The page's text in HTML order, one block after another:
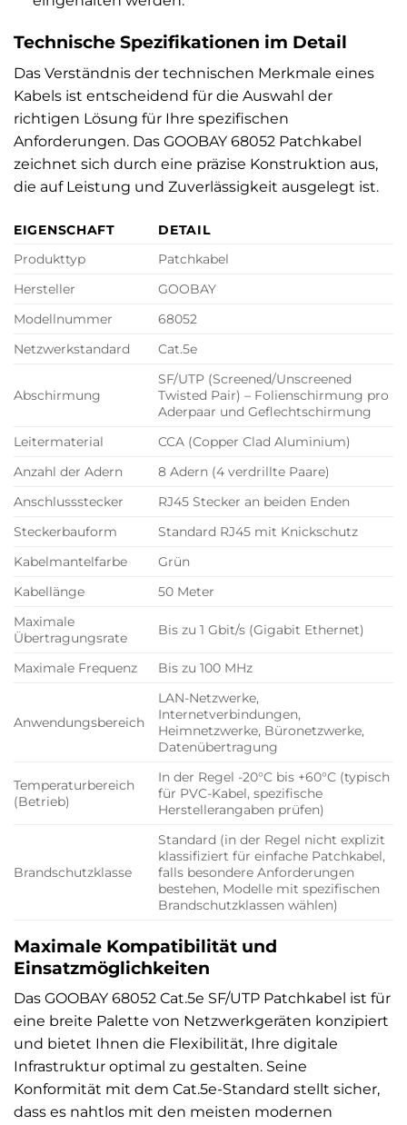
Technische Spezifikationen im Detail
Das Verständnis der technischen Merkmale eines
Kabels ist entscheidend für die Auswahl der
richtigen Lösung für Ihre spezifischen
Anforderungen. Das GOOBAY 68052 Patchkabel
zeichnet sich durch eine präzise Konstruktion aus,
die auf Leistung und Zuverlässigkeit ausgelegt ist.
EIGENSCHAFT
DETAIL
Produkttyp
Patchkabel
Hersteller
GOOBAY
Modellnummer
68052
Netzwerkstandard
Cat.5e
Abschirmung
SF/UTP (Screened/Unscreened
Twisted Pair) – Folienschirmung pro
Aderpaar und Geflechtschirmung
Leitermaterial
CCA (Copper Clad Aluminium)
Anzahl der Adern
8 Adern (4 verdrillte Paare)
Anschlussstecker
RJ45 Stecker an beiden Enden
Steckerbauform
Standard RJ45 mit Knickschutz
Kabelmantelfarbe
Grün
Kabellänge
50 Meter
Maximale
Übertragungsrate
Bis zu 1 Gbit/s (Gigabit Ethernet)
Maximale Frequenz Bis zu 100 MHz
Anwendungsbereich
LAN-Netzwerke,
Internetverbindungen,
Heimnetzwerke, Büronetzwerke,
Datenübertragung
Temperaturbereich
(Betrieb)
In der Regel -20°C bis +60°C (typisch
für PVC-Kabel, spezifische
Herstellerangaben prüfen)
Brandschutzklasse
Standard (in der Regel nicht explizit
klassifiziert für einfache Patchkabel,
falls besondere Anforderungen
bestehen, Modelle mit spezifischen
Brandschutzklassen wählen)
Maximale Kompatibilität und
Einsatzmöglichkeiten
Das GOOBAY 68052 Cat.5e SF/UTP Patchkabel ist für
eine breite Palette von Netzwerkgeräten konzipiert
und bietet Ihnen die Flexibilität, Ihre digitale
Infrastruktur optimal zu gestalten. Seine
Konformität mit dem Cat.5e-Standard stellt sicher,
dass es nahtlos mit den meisten modernen